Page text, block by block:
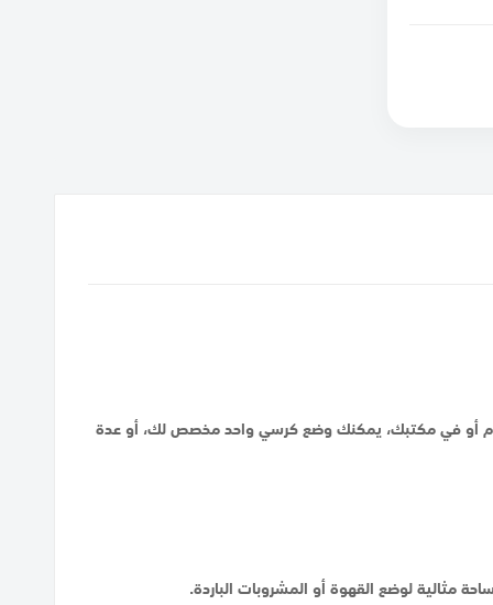
النوم أو في مكتبك، يمكنك وضع كرسي واحد مخصص لك، أو عدة
مثالية لوضع القهوة أو المشروبات الباردة.